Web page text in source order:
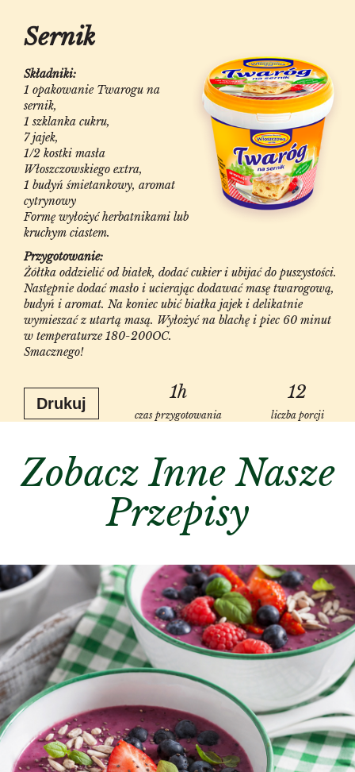
Sernik
Składniki:
1 opakowanie Twarogu na
sernik,
1 szklanka cukru,
7 jajek,
1/2 kostki masła
Włoszczowskiego extra,
1 budyń śmietankowy, aromat
cytrynowy
Formę wyłożyć herbatnikami lub
kruchym ciastem.
Przygotowanie:
Żółtka oddzielić od białek, dodać cukier i ubijać do puszystości.
Następnie dodać masło i ucierając dodawać masę twarogową,
budyń i aromat. Na koniec ubić białka jajek i delikatnie
wymieszać z utartą masą. Wyłożyć na blachę i piec 60 minut
w temperaturze 180-200OC.
Smacznego!
Drukuj
1h
czas przygotowania
12
liczba porcji
Zobacz Inne Nasze
Przepisy